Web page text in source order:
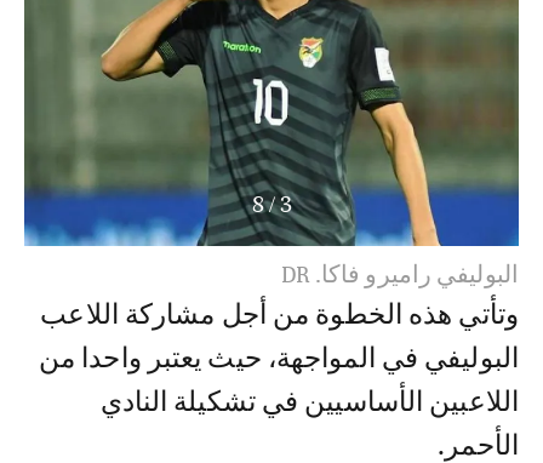
3
/
8
البوليفي راميرو فاكا. DR
وتأتي هذه الخطوة من أجل مشاركة اللاعب
البوليفي في المواجهة، حيث يعتبر واحدا من
اللاعبين الأساسيين في تشكيلة النادي
الأحمر.